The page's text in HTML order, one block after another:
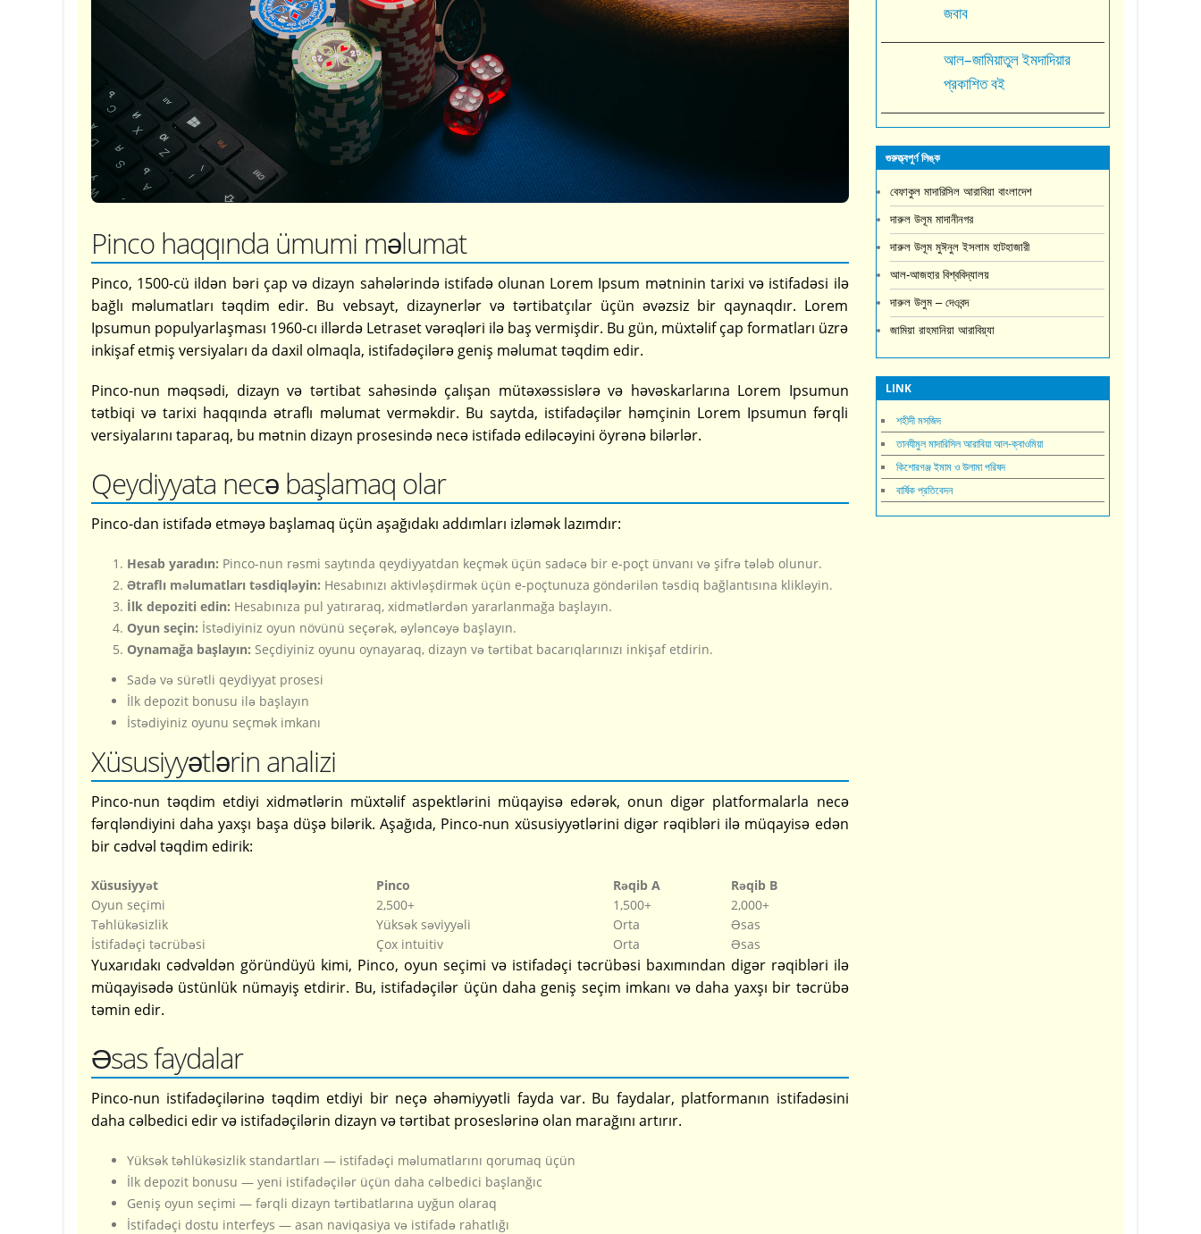
Pinco haqqında ümumi məlumat
Pinco, 1500-cü ildən bəri çap və dizayn sahələrində istifadə olunan Lorem Ipsum mətninin tarixi və istifadəsi ilə
bağlı məlumatları təqdim edir. Bu vebsayt, dizaynerlər və tərtibatçılar üçün əvəzsiz bir qaynaqdır. Lorem
Ipsumun populyarlaşması 1960-cı illərdə Letraset vərəqləri ilə baş vermişdir. Bu gün, müxtəlif çap formatları üzrə
inkişaf etmiş versiyaları da daxil olmaqla, istifadəçilərə geniş məlumat təqdim edir.
Pinco-nun məqsədi, dizayn və tərtibat sahəsində çalışan mütəxəssislərə və həvəskarlarına Lorem Ipsumun
tətbiqi və tarixi haqqında ətraflı məlumat verməkdir. Bu saytda, istifadəçilər həmçinin Lorem Ipsumun fərqli
versiyalarını taparaq, bu mətnin dizayn prosesində necə istifadə ediləcəyini öyrənə bilərlər.
Qeydiyyata necə başlamaq olar
Pinco-dan istifadə etməyə başlamaq üçün aşağıdakı addımları izləmək lazımdır:
Hesab yaradın: Pinco-nun rəsmi saytında qeydiyyatdan keçmək üçün sadəcə bir e-poçt ünvanı və şifrə tələb olunur.
Ətraflı məlumatları təsdiqləyin: Hesabınızı aktivləşdirmək üçün e-poçtunuza göndərilən təsdiq bağlantısına klikləyin.
İlk depoziti edin: Hesabınıza pul yatıraraq, xidmətlərdən yararlanmağa başlayın.
Oyun seçin: İstədiyiniz oyun növünü seçərək, əyləncəyə başlayın.
Oynamağa başlayın: Seçdiyiniz oyunu oynayaraq, dizayn və tərtibat bacarıqlarınızı inkişaf etdirin.
Sadə və sürətli qeydiyyat prosesi
İlk depozit bonusu ilə başlayın
İstədiyiniz oyunu seçmək imkanı
Xüsusiyyətlərin analizi
Pinco-nun təqdim etdiyi xidmətlərin müxtəlif aspektlərini müqayisə edərək, onun digər platformalarla necə
fərqləndiyini daha yaxşı başa düşə bilərik. Aşağıda, Pinco-nun xüsusiyyətlərini digər rəqibləri ilə müqayisə edən
bir cədvəl təqdim edirik:
Xüsusiyyət Pinco Rəqib A
Rəqib B
Oyun seçimi
2,500+ 1,500+
2,000+
Təhlükəsizlik
Yüksək səviyyəli Orta
Əsas
İstifadəçi təcrübəsi
Çox intuitiv Orta Əsas
Yuxarıdakı cədvəldən göründüyü kimi, Pinco, oyun seçimi və istifadəçi təcrübəsi baxımından digər rəqibləri ilə
müqayisədə üstünlük nümayiş etdirir. Bu, istifadəçilər üçün daha geniş seçim imkanı və daha yaxşı bir təcrübə
təmin edir.
Əsas faydalar
Pinco-nun istifadəçilərinə təqdim etdiyi bir neçə əhəmiyyətli fayda var. Bu faydalar, platformanın istifadəsini
daha cəlbedici edir və istifadəçilərin dizayn və tərtibat proseslərinə olan marağını artırır.
Yüksək təhlükəsizlik standartları — istifadəçi məlumatlarını qorumaq üçün
İlk depozit bonusu — yeni istifadəçilər üçün daha cəlbedici başlanğıc
Geniş oyun seçimi — fərqli dizayn tərtibatlarına uyğun olaraq
İstifadəçi dostu interfeys — asan naviqasiya və istifadə rahatlığı
জবাব
আল–জামিয়াতুল ইমদাদিয়ার
প্রকাশিত বই
গুরুত্ত্বপুর্ণ লিঙ্ক
বেফাকুল মাদারিসিল আরাবিয়া বাংলাদেশ
দারুল উলূম মাদানীনগর
দারুল উলূম মুঈনুল ইসলাম হাটহাজারী
আল-আজহার বিশ্ববিদ্যালয়
দারুল উলুম – দেওবন্দ
জামিয়া রাহমানিয়া আরাবিয়্যা
LINK
শহীদী মসজিদ
তানযীমুল মাদারিসিল আরাবিয়া আল-ক্বাওমিয়া
কিশোরগঞ্জ ইমাম ও উলামা পরিষদ
বার্ষিক প্রতিবেদন